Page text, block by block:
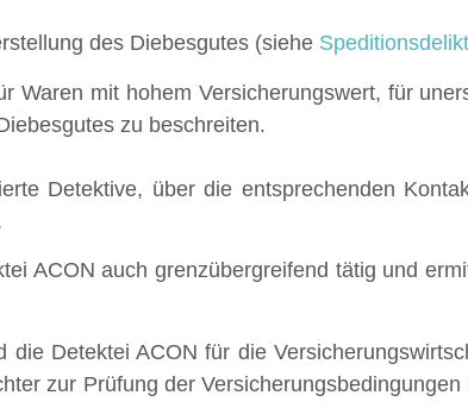
des Diebesgutes (siehe
Waren mit hohem Versicherungswert, für
zu beschreiten.
Detektive, über die entsprechenden
ACON auch grenzübergreifend tätig und
Detektei ACON für die
zur Prüfung der